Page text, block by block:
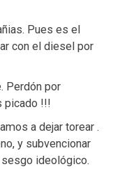
Pues es el
con el diesel por
Perdón por
picado !!!
a dejar torear .
y subvencionar
ideológico.